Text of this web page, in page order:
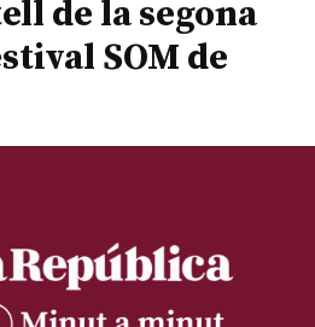
de la segona
SOM de